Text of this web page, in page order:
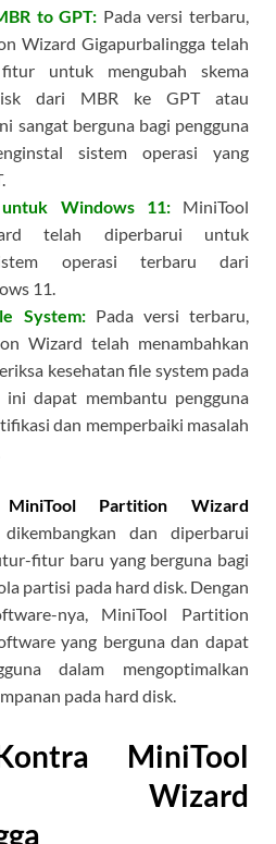
to GPT: Pada versi terbaru,
Wizard Gigapurbalingga telah
fitur untuk mengubah skema
dari MBR ke GPT atau
sangat berguna bagi pengguna
sistem operasi yang
Windows 11:MiniTool
telah diperbarui untuk
operasi terbaru dari
11.
System:Pada versi terbaru,
Wizard telah menambahkan
kesehatan file system pada
dapat membantu pengguna
dan memperbaiki masalah
MiniTool Partition Wizard
dan diperbarui
fitur baru yang berguna bagi
partisi pada hard disk. Dengan
nya, MiniTool Partition
yang berguna dan dapat
dalam mengoptimalkan
pada hard disk.
MiniTool
Wizard